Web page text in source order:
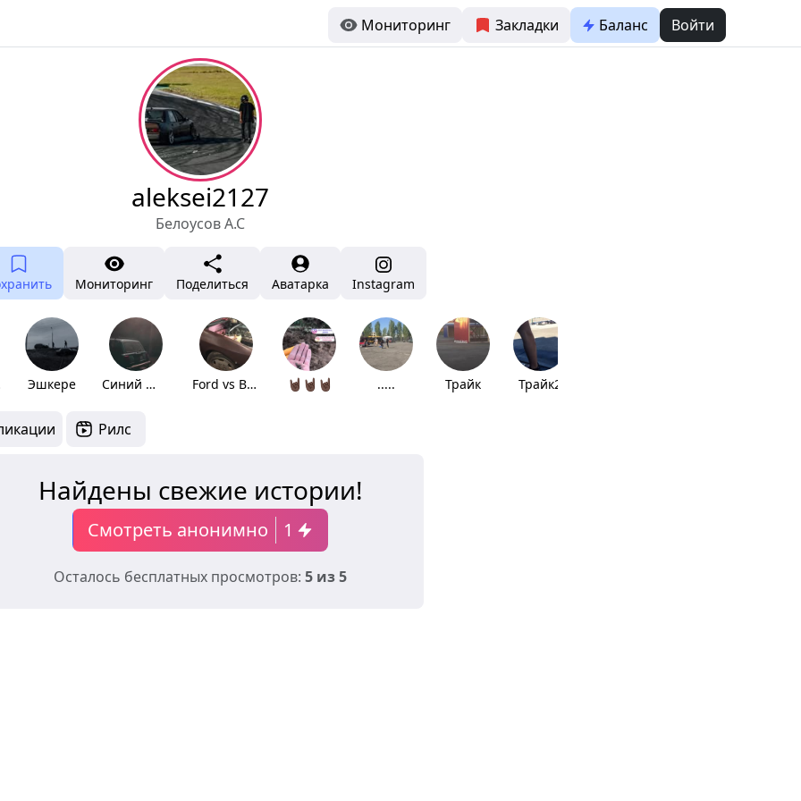
Мониторинг Закладки Баланс Войти
aleksei2127
Белоусов А.С
Мониторинг Поделиться Аватарка Instagram
Эшкере Синий 💙 дэли Ford vs Bmw🤙🏿 🤘🏿🤘🏿🤘🏿 ..... Трайк Трайк2
Рилс
Найдены свежие истории!
Смотреть анонимно 1
Осталось бесплатных просмотров: 5 из 5